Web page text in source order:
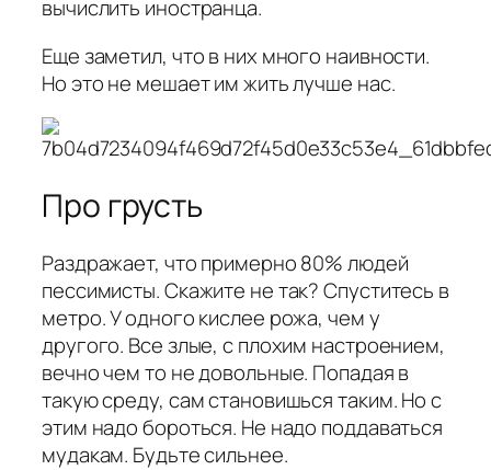
вычислить иностранца.
Еще заметил, что в них много наивности.
Но это не мешает им жить лучше нас.
Про грусть
Раздражает, что примерно 80% людей
пессимисты. Скажите не так? Спуститесь в
метро. У одного кислее рожа, чем у
другого. Все злые, с плохим настроением,
вечно чем то не довольные. Попадая в
такую среду, сам становишься таким. Но с
этим надо бороться. Не надо поддаваться
мудакам. Будьте сильнее.